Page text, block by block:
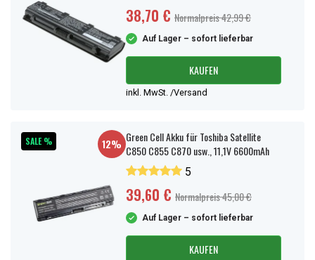
38,70 € Normalpreis 42,99 €
Auf Lager – sofort lieferbar
KAUFEN
inkl. MwSt. /Versand
SALE % 12% Green Cell Akku für Toshiba Satellite
C850 C855 C870 usw., 11,1V 6600mAh
5
39,60 € Normalpreis 45,00 €
Auf Lager – sofort lieferbar
KAUFEN